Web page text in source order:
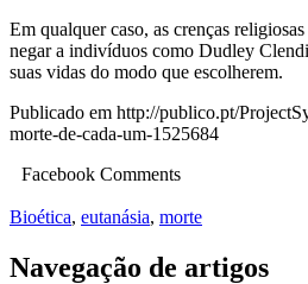
Em qualquer caso, as crenças
negar a indivíduos como Dudley
suas vidas do modo que escolherem.
Publicado em http://publico.pt/
morte-de-cada-um-1525684
Facebook Comments
Bioética, eutanásia, morte
Navegação de artigos